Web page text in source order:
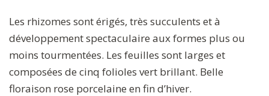
Les rhizomes sont érigés, très succulents et à
développement spectaculaire aux formes plus ou
moins tourmentées. Les feuilles sont larges et
composées de cinq folioles vert brillant. Belle
floraison rose porcelaine en fin d’hiver.